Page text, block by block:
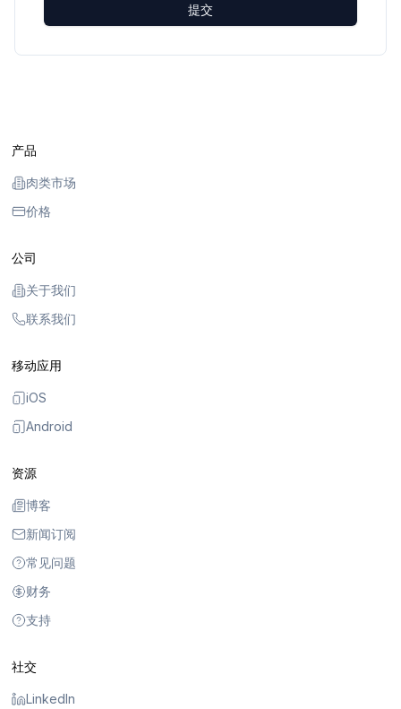
提交
产品
肉类市场
价格
公司
关于我们
联系我们
移动应用
iOS
Android
资源
博客
新闻订阅
常见问题
财务
支持
社交
LinkedIn